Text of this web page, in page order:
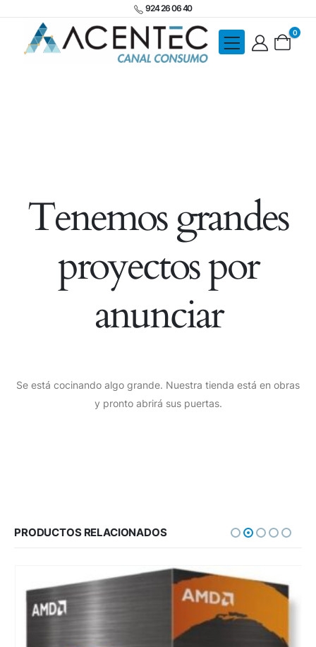
924 26 06 40
0
Tenemos grandes
proyectos por
anunciar
Se está cocinando algo grande. Nuestra tienda está en obras
y pronto abrirá sus puertas.
PRODUCTOS RELACIONADOS